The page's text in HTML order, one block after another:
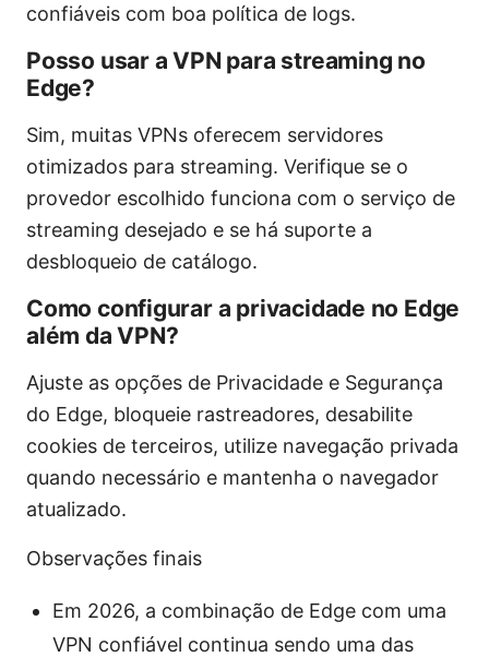
confiáveis com boa política de logs.
Posso usar a VPN para streaming no
Edge?
Sim, muitas VPNs oferecem servidores
otimizados para streaming. Verifique se o
provedor escolhido funciona com o serviço de
streaming desejado e se há suporte a
desbloqueio de catálogo.
Como configurar a privacidade no Edge
além da VPN?
Ajuste as opções de Privacidade e Segurança
do Edge, bloqueie rastreadores, desabilite
cookies de terceiros, utilize navegação privada
quando necessário e mantenha o navegador
atualizado.
Observações finais
Em 2026, a combinação de Edge com uma
VPN confiável continua sendo uma das